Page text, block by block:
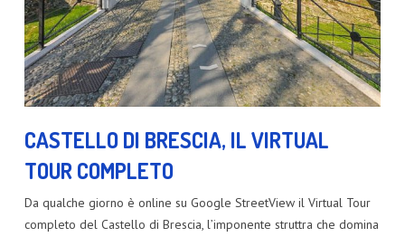
CONTATTAMI
CASTELLO DI BRESCIA, IL VIRTUAL
TOUR COMPLETO
Da qualche giorno è online su Google StreetView il Virtual Tour
completo del Castello di Brescia, l’imponente struttra che domina